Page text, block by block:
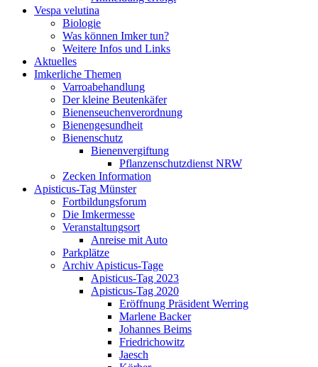
Vespa velutina
Biologie
Was können Imker tun?
Weitere Infos und Links
Aktuelles
Imkerliche Themen
Varroabehandlung
Der kleine Beutenkäfer
Bienenseuchenverordnung
Bienengesundheit
Bienenschutz
Bienenvergiftung
Pflanzenschutzdienst NRW
Zecken Information
Apisticus-Tag Münster
Fortbildungsforum
Die Imkermesse
Veranstaltungsort
Anreise mit Auto
Parkplätze
Archiv Apisticus-Tage
Apisticus-Tag 2023
Apisticus-Tag 2020
Eröffnung Präsident Werring
Marlene Backer
Johannes Beims
Friedrichowitz
Jaesch